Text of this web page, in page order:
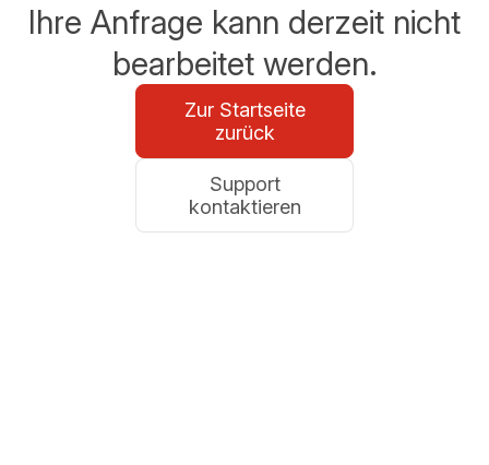
Ihre Anfrage kann derzeit nicht
bearbeitet werden.
Zur Startseite
zurück
Support
kontaktieren